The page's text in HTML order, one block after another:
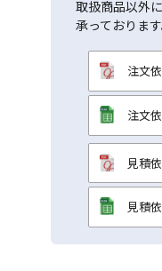
取扱商品以外
承っておりま
注文
注文依
見積
見積依